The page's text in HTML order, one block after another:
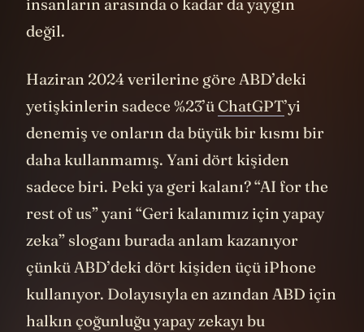
değil.
Haziran 2024 verilerine göre ABD’deki
yetişkinlerin sadece %23’üChatGPT’yi
denemiş ve onların da büyük bir kısmı bir
daha kullanmamış. Yani dört kişiden
sadece biri. Peki ya geri kalanı? “AI for the
rest of us” yani “Geri kalanımız için yapay
zeka” sloganı burada anlam kazanıyor
çünkü ABD’deki dört kişiden üçü iPhone
kullanıyor. Dolayısıyla en azından ABD için
halkın çoğunluğu yapay zekayı bu